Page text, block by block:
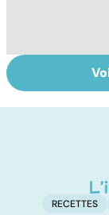
La
pulmonaire
RECETTES